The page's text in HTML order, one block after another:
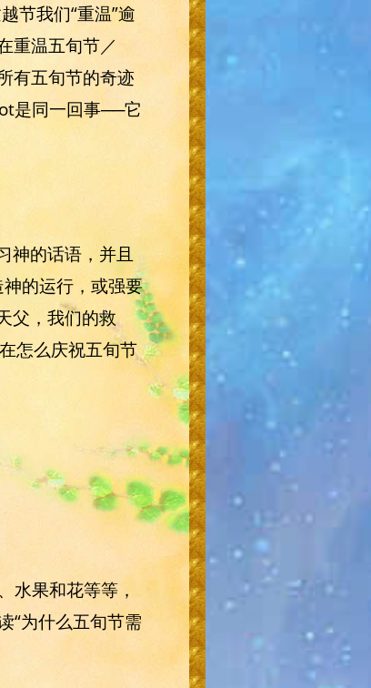
节我们“重温”逾
重温五旬节／
有五旬节的奇迹
是同一回事──它
神的话语，并且
的运行，或强要
父，我们的救
怎么庆祝五旬节
水果和花等等，
“为什么五旬节需